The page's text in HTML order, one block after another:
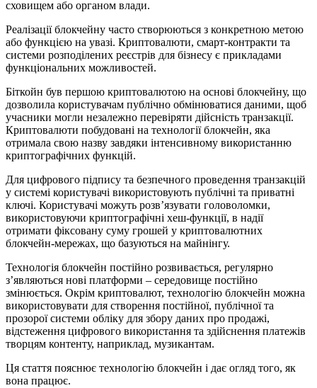
сховищем або органом влади.
Реалізації блокчейну часто створюються з конкретною метою
або функцією на увазі. Криптовалюти, смарт-контракти та
системи розподілених реєстрів для бізнесу є прикладами
функціональних можливостей.
Біткойн був першою криптовалютою на основі блокчейну, що
дозволила користувачам публічно обмінюватися даними, щоб
учасники могли незалежно перевіряти дійсність транзакції.
Криптовалюти побудовані на технології блокчейн, яка
отримала свою назву завдяки інтенсивному використанню
криптографічних функцій.
Для цифрового підпису та безпечного проведення транзакцій
у системі користувачі використовують публічні та приватні
ключі. Користувачі можуть розв’язувати головоломки,
використовуючи криптографічні хеш-функції, в надії
отримати фіксовану суму грошей у криптовалютних
блокчейн-мережах, що базуються на майнінгу.
Технологія блокчейн постійно розвивається, регулярно
з’являються нові платформи – середовище постійно
змінюється. Окрім криптовалют, технологію блокчейн можна
використовувати для створення постійної, публічної та
прозорої системи обліку для збору даних про продажі,
відстеження цифрового використання та здійснення платежів
творцям контенту, наприклад, музикантам.
Ця стаття пояснює технологію блокчейн і дає огляд того, як
вона працює.